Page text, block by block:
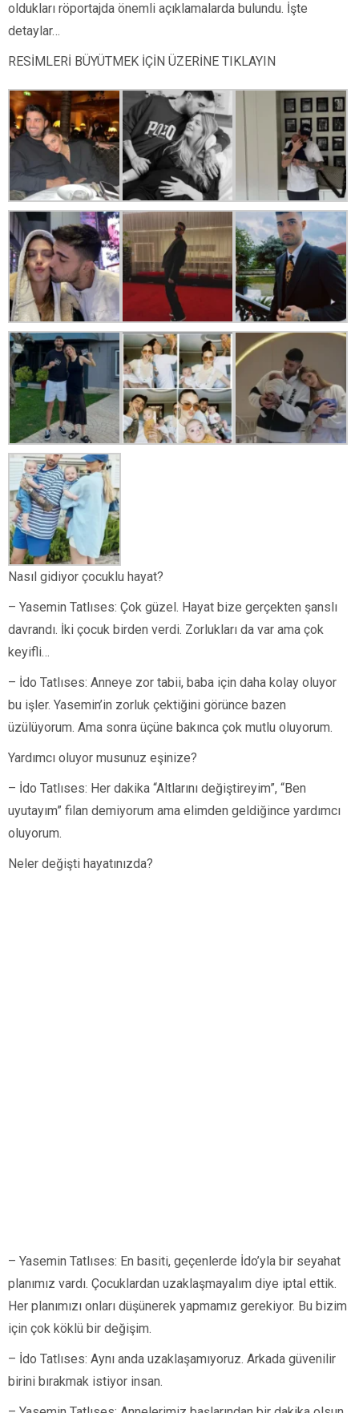
oldukları röportajda önemli açıklamalarda bulundu. İşte
detaylar…
RESİMLERİ BÜYÜTMEK İÇİN ÜZERİNE TIKLAYIN
Nasıl gidiyor çocuklu hayat?
– Yasemin Tatlıses: Çok güzel. Hayat bize gerçekten şanslı
davrandı. İki çocuk birden verdi. Zorlukları da var ama çok
keyifli…
– İdo Tatlıses: Anneye zor tabii, baba için daha kolay oluyor
bu işler. Yasemin’in zorluk çektiğini görünce bazen
üzülüyorum. Ama sonra üçüne bakınca çok mutlu oluyorum.
Yardımcı oluyor musunuz eşinize?
– İdo Tatlıses: Her dakika “Altlarını değiştireyim”, “Ben
uyutayım” filan demiyorum ama elimden geldiğince yardımcı
oluyorum.
Neler değişti hayatınızda?
– Yasemin Tatlıses: En basiti, geçenlerde İdo’yla bir seyahat
planımız vardı. Çocuklardan uzaklaşmayalım diye iptal ettik.
Her planımızı onları düşünerek yapmamız gerekiyor. Bu bizim
için çok köklü bir değişim.
– İdo Tatlıses: Aynı anda uzaklaşamıyoruz. Arkada güvenilir
birini bırakmak istiyor insan.